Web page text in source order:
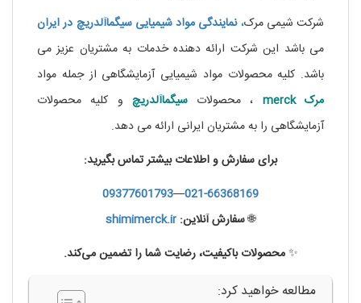
شرکت شیمی مرک،نمایندگی مواد شیمیایی سیگماآلدریچ در ایران
می باشد این شرکت ارائه دهنده خدمات به مشتریان عزیز می
باشد. کلیه محصولات مواد شیمیایی آزمایشگاهی از جمله مواد
مرک merck ، محصولاتسیگماآلدریچ و کلیه محصولات
آزمایشگاهی را به مشتریان ایرانی ارائه می دهد.
برای سفارش و اطلاعات بیشتر تماس بگیرید:
021-66368169
—
09377601793
🌐سفارش آنلاین: shimimerck.ir
✨محصولات باکیفیت، رضایت شما را تضمین می‌کند.
مطالعه خواهید کرد: